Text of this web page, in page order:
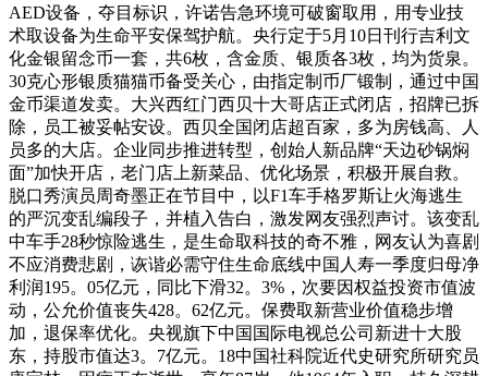
AED设备，夺目标识，许诺告急环境可破窗取用，用专业技
术取设备为生命平安保驾护航。央行定于5月10日刊行吉利文
化金银留念币一套，共6枚，含金质、银质各3枚，均为货泉。
30克心形银质猫猫币备受关心，由指定制币厂锻制，通过中国
金币渠道发卖。大兴西红门西贝十大哥店正式闭店，招牌已拆
除，员工被妥帖安设。西贝全国闭店超百家，多为房钱高、人
员多的大店。企业同步推进转型，创始人新品牌“天边砂锅焖
面”加快开店，老门店上新菜品、优化场景，积极开展自救。
脱口秀演员周奇墨正在节目中，以F1车手格罗斯让火海逃生
的严沉变乱编段子，并植入告白，激发网友强烈声讨。该变乱
中车手28秒惊险逃生，是生命取科技的奇不雅，网友认为喜剧
不应消费悲剧，诙谐必需守住生命底线中国人寿一季度归母净
利润195。05亿元，同比下滑32。3%，次要因权益投资市值波
动，公允价值丧失428。62亿元。保费取新营业价值稳步增
加，退保率优化。央视旗下中国国际电视总公司新进十大股
东，持股市值达3。7亿元。18中国社科院近代史研究所研究员